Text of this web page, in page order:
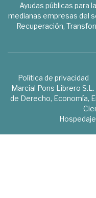
Ayudas públicas para
medianas empresas del
Recuperación,
Política de privacidad
Marcial Pons Librero
de Derecho, Economía,